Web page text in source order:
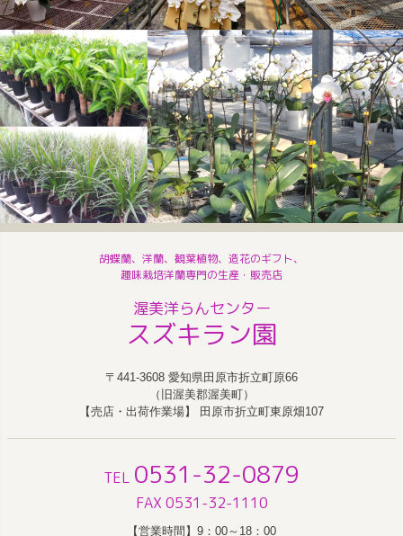
胡蝶蘭、洋蘭、観葉植物、造花のギフト、
趣味栽培洋蘭専門の生産・販売店
渥美洋らんセンター
スズキラン園
〒441-3608 愛知県田原市折立町原66
（旧渥美郡渥美町）
【売店・出荷作業場】 田原市折立町東原畑107
TEL 0531-32-0879
FAX 0531-32-1110
【営業時間】9：00～18：00